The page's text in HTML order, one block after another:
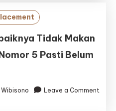
Tidak Makan
5 Pasti Belum
Wibisono
Leave a Comment